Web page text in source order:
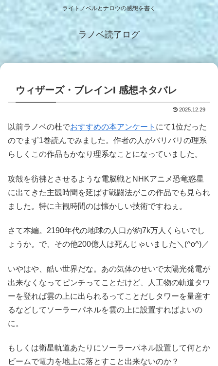
ライトノベルとナロウの感想を書く
ラノベ読了ログ
ウィザーズ・ブレインI 感想ネタバレ
2025.12.29
以前ラノベの杜でおすすめの本アンケート にて1位だった
のでまず1巻読んでみました。作者の人がバリバリの理系
らしくこの作品もかなり理系なことになっていました。
攻殻を彷彿とさせるような電脳戦とNHKアニメ恐竜惑星
に出てきた主観時間を延ばす戦闘法がこの作品でも見られ
ました。特に主観時間のは懐かしい技術ですねぇ。
さて本編。2190年代の地球の人口が約7k万人くらいでし
ょうか。で、その他200億人は死んじゃいました＼(^o^)／
いやはや、酷い世界だな。あの気体のせいで太陽光発電が
出来なくなってピンチってことだけど、人工物の軌道タワ
ーを登れば雲の上に出られるってことだしタワーを量産す
るなどしてソーラーパネルを雲の上に設置すればよいの
に。
もしくは衛星軌道あたりにソーラーパネル設置して何とか
ビームで電力を地上に落とすこと出来ないのか？